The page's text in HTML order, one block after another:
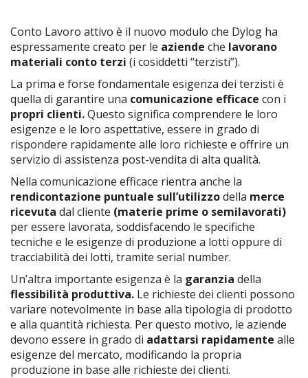
Conto Lavoro attivo è il nuovo modulo che Dylog ha
espressamente creato per le aziende che lavorano
materiali conto terzi (i cosiddetti “terzisti”).
La prima e forse fondamentale esigenza dei terzisti è
quella di garantire una comunicazione efficace con i
propri clienti.Questo significa comprendere le loro
esigenze e le loro aspettative, essere in grado di
rispondere rapidamente alle loro richieste e offrire un
servizio di assistenza post-vendita di alta qualità.
Nella comunicazione efficace rientra anche la
rendicontazione puntuale sull’utilizzodella merce
ricevuta dal cliente (materie prime o semilavorati)
per essere lavorata, soddisfacendo le specifiche
tecniche e le esigenze di produzione a lotti oppure di
tracciabilità dei lotti, tramite serial number.
Un’altra importante esigenza è la garanzia della
flessibilità produttiva. Le richieste dei clienti possono
variare notevolmente in base alla tipologia di prodotto
e alla quantità richiesta. Per questo motivo, le aziende
devono essere in grado di adattarsi rapidamente alle
esigenze del mercato, modificando la propria
produzione in base alle richieste dei clienti.